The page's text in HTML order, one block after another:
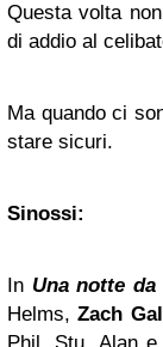
Questa volta
di addio al
Ma quando ci
stare sicuri.
Sinossi:
In Una notte da
Helms,Zach